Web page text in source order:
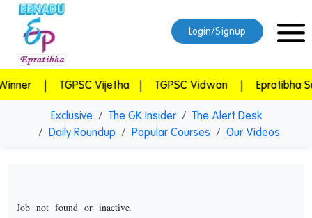
Exclusive The GK Insider
The Alert Desk
Daily Roundup
Popular Courses Our Videos
Job not found or inactive.
Login/Signup
TGPSC Vijetha | TGPSC Vidwan | Epratibha Super